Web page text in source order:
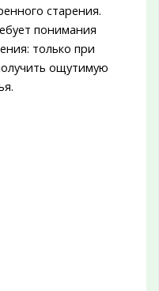
старения.
понимания
только при
ощутимую